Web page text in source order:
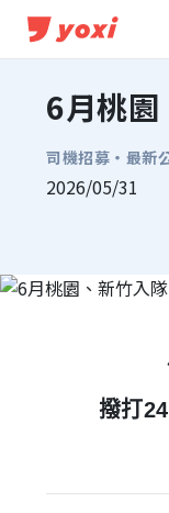
6月桃園
司機招募・ 最新
2026/05/31
撥打